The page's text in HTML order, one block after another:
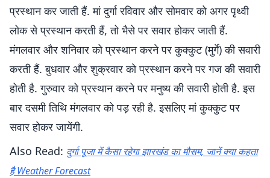
प्रस्थान कर जाती हैं. मां दुर्गा रविवार और सोमवार को अगर पृथ्वी
लोक से प्रस्थान करती हैं, तो भैसे पर सवार होकर जाती हैं.
मंगलवार और शनिवार को प्रस्थान करने पर कुक्कुट (मुर्गे) की सवारी
करती हैं. बुधवार और शुक्रवार को प्रस्थान करने पर गज की सवारी
होती है. गुरुवार को प्रस्थान करने पर मनुष्य की सवारी होती है. इस
बार दसमी तिथि मंगलवार को पड़ रही है. इसलिए मां कुक्कुट पर
सवार होकर जायेंगी.
Also Read: दुर्गा पूजा में कैसा रहेगा झारखंड का मौसम, जानें क्या कहता
है Weather Forecast